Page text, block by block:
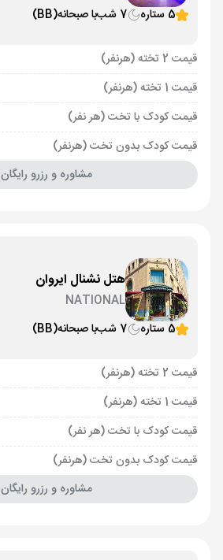
5 ستاره
7 شب با صبحانه(BB)
قیمت 2 تخته (هرنفر)
قیمت 1 تخته (هرنفر)
قیمت کودک با تخت (هر نفر)
قیمت کودک بدون تخت (هرنفر)
مشاوره و رزرو رایگان
هتل نشنال ایروان
NATIONAL
5 ستاره
7 شب با صبحانه(BB)
قیمت 2 تخته (هرنفر)
قیمت 1 تخته (هرنفر)
قیمت کودک با تخت (هر نفر)
قیمت کودک بدون تخت (هرنفر)
مشاوره و رزرو رایگان